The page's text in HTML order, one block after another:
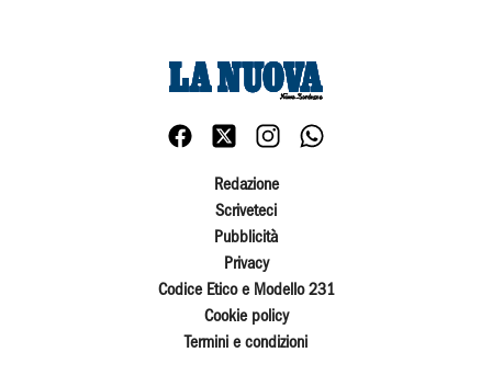
Redazione
Scriveteci
Pubblicità
Privacy
Codice Etico e Modello 231
Cookie policy
Termini e condizioni